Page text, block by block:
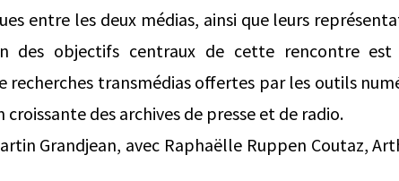
entre les deux médias, ainsi que leurs
des objectifs centraux de cette rencontre est
recherches transmédias offertes par les outils
des archives de presse et de radio.
Grandjean, avec Raphaëlle Ruppen Coutaz,